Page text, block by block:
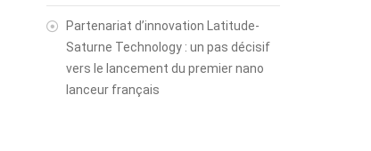
Partenariat d’innovation Latitude-
Saturne Technology : un pas décisif
vers le lancement du premier nano
lanceur français